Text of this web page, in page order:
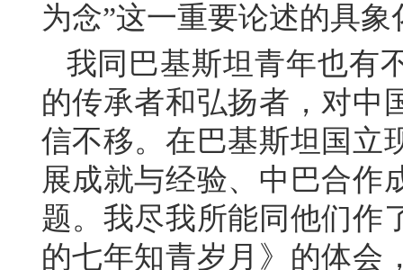
为念”这一重要论述的具象
我同巴基斯坦青年也有
的传承者和弘扬者，对中
信不移。在巴基斯坦国立
展成就与经验、中巴合作
题。我尽我所能同他们作
的七年知青岁月》的体会